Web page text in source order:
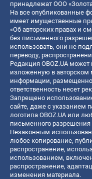
принадлежат ООО
На все опубликованные
имеет имущественные
«Об авторских правах и
без письменного
использовать, они не
переводу,
Редакция OBOZ.UA может
изложенную в авторском
информации,
ответственность несет
Запрещено
сайте, даже с указанием
логотипа OBOZ.UA или
письменного
Незаконным
любое копирование,
распространение,
использованием,
распространение,
изменения материала.